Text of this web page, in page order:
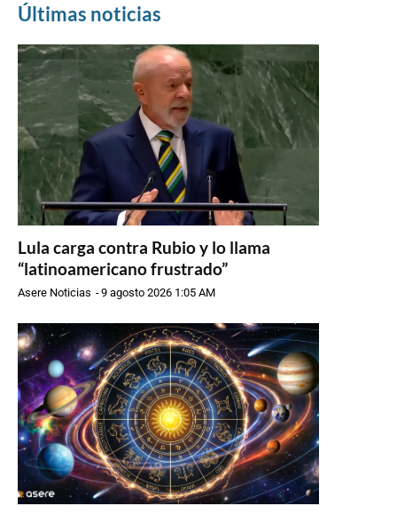
Últimas noticias
Lula carga contra Rubio y lo llama
“latinoamericano frustrado”
Asere Noticias -9 agosto 2026 1:05 AM